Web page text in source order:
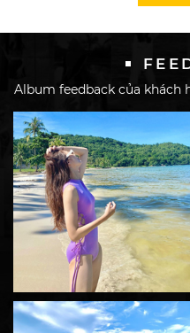
Album feedback của khách